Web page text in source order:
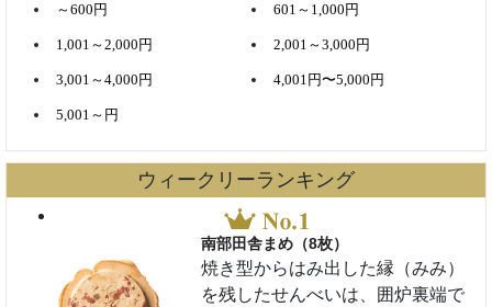
～600円 601～1,000円
1,001～2,000円 2,001～3,000円
3,001～4,000円 4,001円〜5,000円
5,001～円
ウィークリーランキング
南部田舎まめ（8枚）
焼き型からはみ出した縁（みみ）
を残したせんべいは、囲炉裏端で